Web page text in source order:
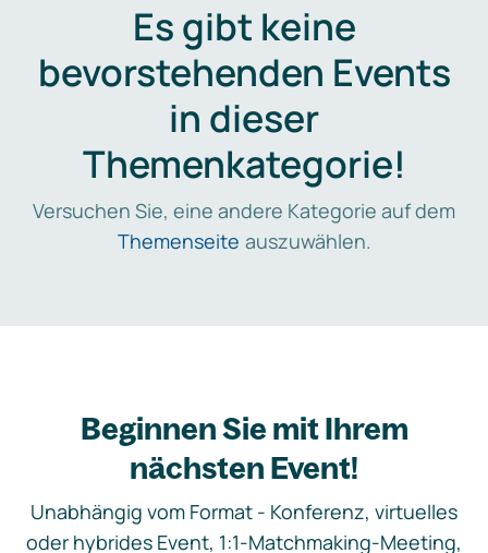
Es gibt keine
bevorstehenden Events
in dieser
Themenkategorie!
Versuchen Sie, eine andere Kategorie auf dem
Themenseite auszuwählen.
Beginnen Sie mit Ihrem
nächsten Event!
Unabhängig vom Format - Konferenz, virtuelles
oder hybrides Event, 1:1-Matchmaking-Meeting,